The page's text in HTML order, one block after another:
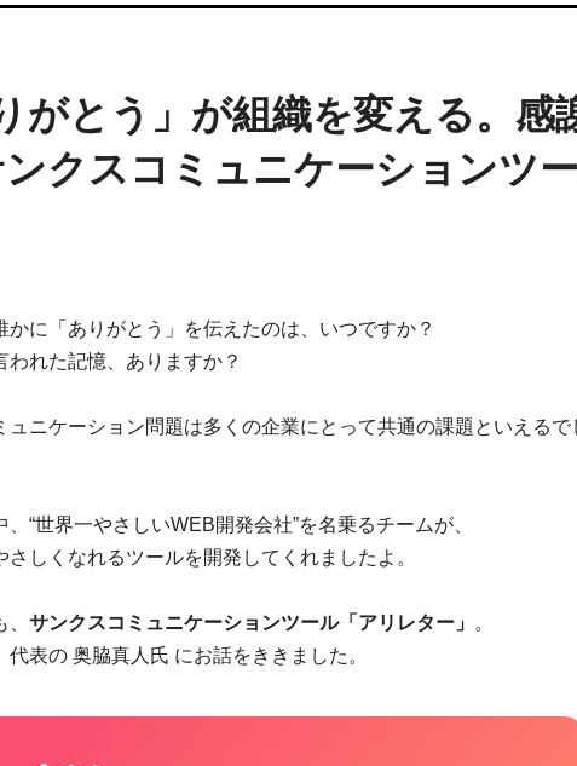
がとう」が組織を変える。感
クスコミュニケーションツ
かに「ありがとう」を伝えたのは、いつですか？
われた記憶、ありますか？
ュニケーション問題は多くの企業にとって共通の課題といえるで
、“世界一やさしいWEB開発会社”を名乗るチームが、
さしくなれるツールを開発してくれましたよ。
サンクスコミュニケーションツール「アリレター」 。
代表の 奥脇真人氏 にお話をききました。